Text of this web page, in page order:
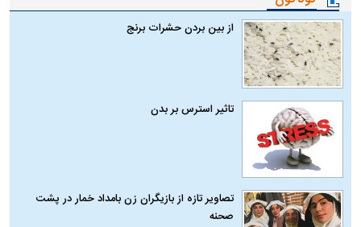
از بین بردن حشرات برنج
تاثیر استرس بر بدن
تصاویر تازه از بازیگران زن بامداد خمار در پشت
صحنه